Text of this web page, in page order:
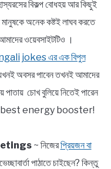
বিকল্প বোধহয় আর কিছুই
অনেক কষ্টই লাঘব করতে
ওয়েবসাইটটিও ।
jokes এর এক বিপুল
অবসর পাবেন তখনই আমাদের
চোখ বুলিয়ে নিতেই পারেন
the best energy booster!
~ নিজেরপ্রিয়জন বা
পাঠাতে চাইছেন? কিন্তু